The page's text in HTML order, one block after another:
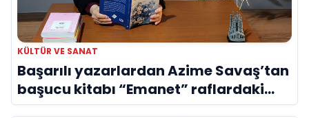
KÜLTÜR VE SANAT
Başarılı yazarlardan Azime Savaş’tan
başucu kitabı “Emanet” raflardaki
yerini aldı